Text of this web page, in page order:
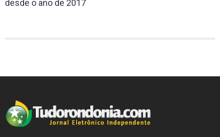
desde o ano de 2017